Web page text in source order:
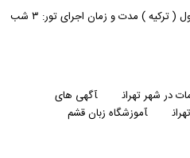
تور استانبول مبدا: تهران | مقصد: استانبول ( ترکیه ) مدت و زمان اجرای تور: ۳ شب
در شهر تهران
آگهی های
آموزشگاه زبان قشم